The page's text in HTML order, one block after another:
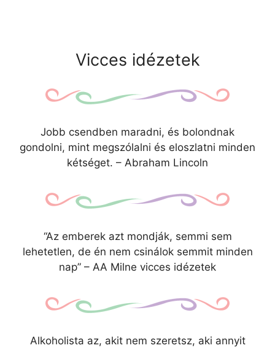
Vicces idézetek
Jobb csendben maradni, és bolondnak
gondolni, mint megszólalni és eloszlatni minden
kétséget. – Abraham Lincoln
“Az emberek azt mondják, semmi sem
lehetetlen, de én nem csinálok semmit minden
nap” – AA Milne vicces idézetek
Alkoholista az, akit nem szeretsz, aki annyit